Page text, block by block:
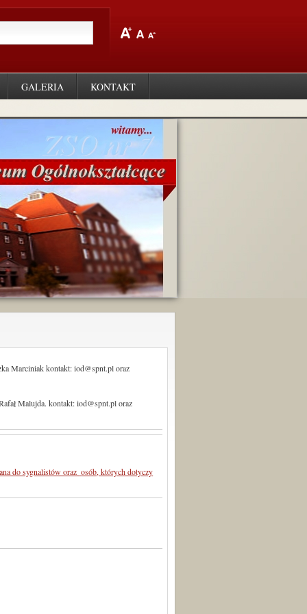
GALERIA KONTAKT
Marciniakkontakt: iod@spnt.pl oraz
Malujda.kontakt: iod@spnt.pl oraz
do sygnalistów oraz osób, których dotyczy